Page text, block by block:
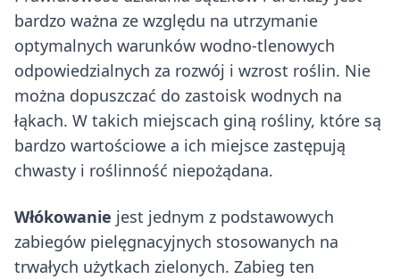
bardzo ważna ze względu na utrzymanie
optymalnych warunków wodno-tlenowych
odpowiedzialnych za rozwój i wzrost roślin. Nie
można dopuszczać do zastoisk wodnych na
łąkach. W takich miejscach giną rośliny, które są
bardzo wartościowe a ich miejsce zastępują
chwasty i roślinność niepożądana.
Włókowanie jest jednym z podstawowych
zabiegów pielęgnacyjnych stosowanych na
trwałych użytkach zielonych. Zabieg ten